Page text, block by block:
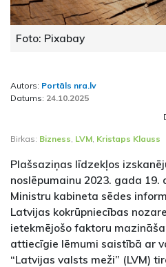
Foto: Pixabay
Autors: Portāls nra.lv
Datums: 24.10.2025
Birkas: Bizness LVM Kristaps Klauss
Plašsaziņas līdzekļos
noslēpumainu 2023. gada 19.
Ministru kabineta sēdes
Latvijas kokrūpniecības
ietekmējošo faktoru
attiecīgie lēmumi saistībā ar
“Latvijas valsts meži” (LVM)